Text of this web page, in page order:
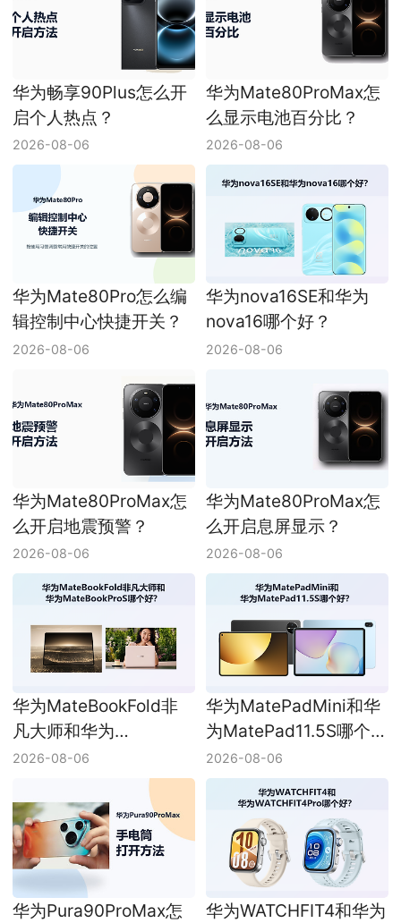
华为畅享90Plus怎么开
启个人热点？
2026-08-06
华为Mate80ProMax怎
么显示电池百分比？
2026-08-06
华为Mate80Pro怎么编
辑控制中心快捷开关？
2026-08-06
华为nova16SE和华为
nova16哪个好？
2026-08-06
华为Mate80ProMax怎
么开启地震预警？
2026-08-06
华为Mate80ProMax怎
么开启息屏显示？
2026-08-06
华为MateBookFold非
凡大师和华为
MateBookProS哪个
2026-08-06
华为MatePadMini和华
为MatePad11.5S哪个
好？
2026-08-06
华为Pura90ProMax怎
华为WATCHFIT4和华为